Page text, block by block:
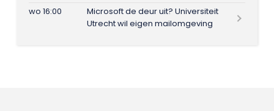
wo 16:00
Microsoft de deur uit? Universiteit
Utrecht wil eigen mailomgeving